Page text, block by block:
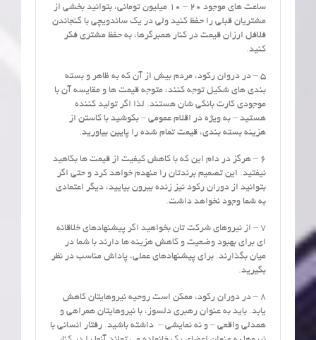
ساعت های موجود 20 – 10 میلیون تومانی، بتوانید بخشی از
مشتریان قبلی را حفظ کنید ولی در یک ساندویچی با گنجاندن
فلافل ارزان قیمت در کنار همبرگرها، به حفظ مشتری فکر
کنید.
5 – در دروان رکود، مردم بیش از آن که به ظاهر و بسته
بندی های شکیل توجه کنند، متوجه قیمت ها و مقایسه آن با
موجودی کارت بانکی شان هستند. لذا اگر تولید کننده
هستید – به ویژه در اقلام عمومی – بکوشید با کاستن از
هزینه بسته بندی، قیمت تمام شده را پایین بیاورید.
6 – هرگز در دام این که با کاهش کیفیت از قیمت ها بکاهید
نیفتید. این تصمیم برندتان را منهدم خواهد کرد و حتی اگر
بتوانید از دوران رکود نیز زنده بیرون بیایید، دیگر اعتمادی
به شما وجود نخواهد داشت.
7 – از نیروهای شرکت تان بخواهید اگر پیشنهادهای خلاقانه
ای برای بهبود وضعیت و کاهش هزینه ها دارند با شما در
میان بگذارند. برای پیشنهادهای عملی، پاداش مناسب در نظر
بگیرید.
8 – در دوران رکود، ممکن است روحیه نیروهایتان کاهش
یابد. باید به عنوان رهبری دلسوز، با نیروهایتان همراهی و
همدلی واقعی – و نه نمایشی – داشته باشید. رفتار انسانی با